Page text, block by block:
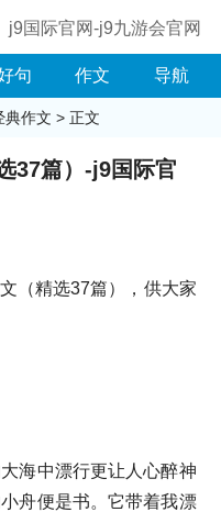
j9国际官网-j9九游会官网
句 作文 导航
典作文 > 正文
37篇）-j9国际官
（精选37篇），供大家
海中漂行更让人心醉神
舟便是书。它带着我漂